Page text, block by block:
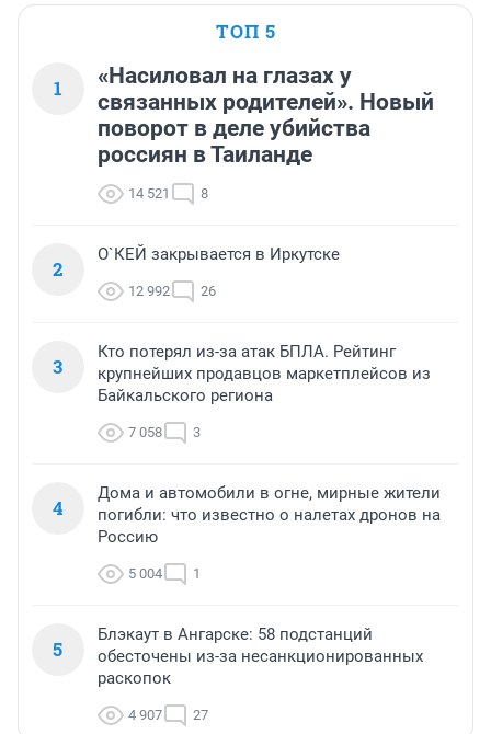
ТОП 5
1
«Насиловал на глазах у
связанных родителей». Новый
поворот в деле убийства
россиян в Таиланде
14 521 8
2
О`КЕЙ закрывается в Иркутске
12 992 26
3
Кто потерял из-за атак БПЛА. Рейтинг
крупнейших продавцов маркетплейсов из
Байкальского региона
7 058 3
4
Дома и автомобили в огне, мирные жители
погибли: что известно о налетах дронов на
Россию
5 004 1
5
Блэкаут в Ангарске: 58 подстанций
обесточены из-за несанкционированных
раскопок
4 907 27